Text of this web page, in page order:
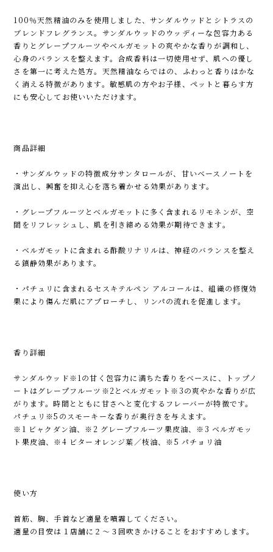
100％天然精油のみを使用しました、サンダルウッドとシトラスの
ブレンドフレグランス。サンダルウッドのウッディーな包容力ある
香りとグレープフルーツやベルガモットの爽やかな香りが調和し、
心身のバランスを整えます。合成香料は一切使用せず、肌への優し
さを第一に考えた処方。天然精油ならではの、ふわっと香りはかな
く消える特徴があります。敏感肌の方やお子様、ペットと暮らす方
にも安心してお使いいただけます。
商品詳細
・サンダルウッドの特徴成分サンタロールが、甘いベースノートを
演出し、興奮を抑え心を落ち着かせる効果があります。
・グレープフルーツとベルガモットに多く含まれるリモネンが、空
間をリフレッシュし、肌を引き締める効果が期待できます。
・ベルガモットに含まれる酢酸リナリルは、神経のバランスを整え
る鎮静効果があります。
・パチュリに含まれるセスキテルペン アルコールは、組織の修復効
果により傷んだ肌にアプローチし、リンパの流れを促進します。
香り詳細
サンダルウッド※1の甘く包容力に満ちた香りをベースに、トップノ
ートはグレープフルーツ※2とベルガモット※3の爽やかな香りが広
がります。時間とともに甘さへと変化するフレーバーが特徴です。
パチュリ※5のスモーキーな香りが奥行きを与えます。
※1 ビャクダン油、※2 グレープフルーツ果皮油、※3 ベルガモッ
ト果皮油、※4 ビターオレンジ葉／枝油、※5 パチョリ油
使い方
首筋、胸、手首など適量を噴霧してください。
適量の目安は１店舗に２～３回吹きかけることをおすすめします。